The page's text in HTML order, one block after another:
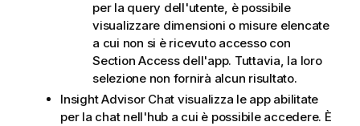
per la query dell'utente, è possibile
visualizzare dimensioni o misure elencate
a cui non si è ricevuto accesso con
Section Access dell'app. Tuttavia, la loro
selezione non fornirà alcun risultato.
Insight Advisor Chat visualizza le app abilitate
per la chat nell'hub a cui è possibile accedere. È